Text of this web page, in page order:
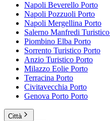
Napoli Beverello Porto
Napoli Pozzuoli Porto
Napoli Mergellina Porto
Salerno Manfredi Turistico
Piombino Elba Porto
Sorrento Turistico Porto
Anzio Turistico Porto
Milazzo Eolie Porto
Terracina Porto
Civitavecchia Porto
Genova Porto Porto
Città